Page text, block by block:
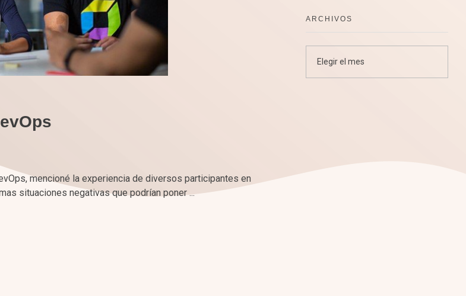
mencioné la experiencia de diversos participantes en
situaciones negativas que podrían poner ...
ARCHIVOS